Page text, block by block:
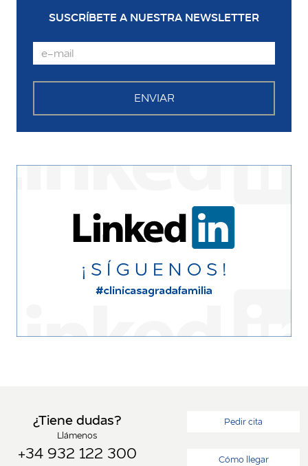
SUSCRÍBETE A NUESTRA NEWSLETTER
Email
ENVIAR
¿Tiene dudas?
Llámenos
+34 932 122 300
Pedir cita
Cómo llegar